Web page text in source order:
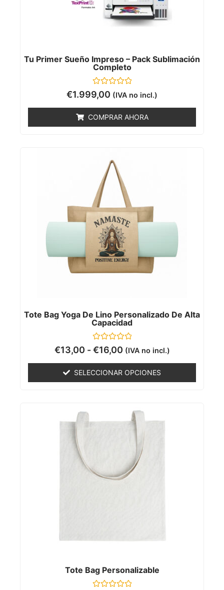
Tu Primer Sueño Impreso – Pack Sublimación
Completo
Valorado
con
5
€1.999,00 (IVA no incl.)
COMPRAR AHORA
Tote Bag Yoga De Lino Personalizado De Alta
Capacidad
Valorado
con
5
€13,00 - €16,00 (IVA no incl.)
SELECCIONAR OPCIONES
Tote Bag Personalizable